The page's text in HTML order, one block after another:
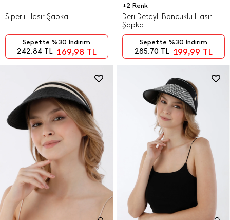
Siperli Hasır Şapka
242,84TL 169,98 TL
Sepette %30 İndirim
+2 Renk
Deri Detaylı Boncuklu Hasır
Şapka
285,70TL 199,99 TL
Sepette %30 İndirim